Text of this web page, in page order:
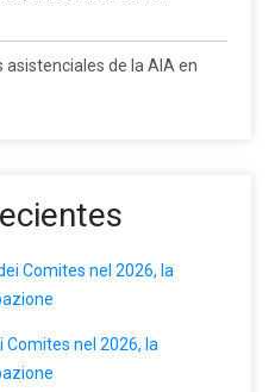
de la AIA en
Comites nel 2026, la
Comites nel 2026, la